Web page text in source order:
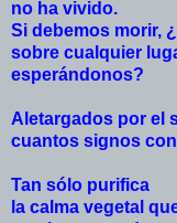
no ha vivido.
Si debemos morir,
sobre cualquier
esperándonos?
Aletargados por el
cuantos signos
Tan sólo purifica
la calma vegetal